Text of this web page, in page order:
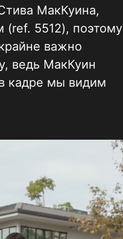
МакКуина,
5512), поэтому
важно
ведь МакКуин
кадре мы видим